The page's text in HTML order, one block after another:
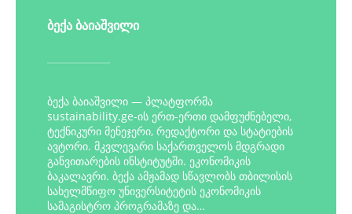
ბექა ბაიაშვილი
ბექა ბაიაშვილი — პლატფორმა
sustainability.ge-ის ერთ-ერთი დამფუძნებელი,
ტექნიკური მენეჯერი, რედაქტორი და სტატიების
ავტორი. მკვლევარი საქართველოს მდგრადი
განვითარების ინსტიტუტში. ეკონომიკის
ბაკალავრი. ბექა ამჟამად სწავლობს თბილისის
სახელმწიფო უნივერსიტეტის ეკონომიკის
სამაგისტრო პროგრამაზე და…